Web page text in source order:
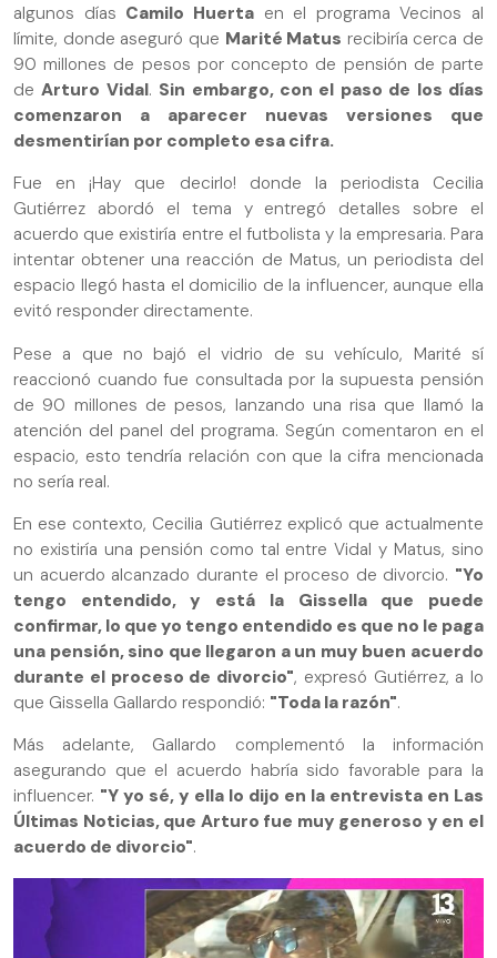
algunos días Camilo Huertaen el programa Vecinos al
límite, donde aseguró que Marité Matus recibiría cerca de
90 millones de pesos por concepto de pensión de parte
deArturo Vidal. Sin embargo, con el paso de los días
comenzaron a aparecer nuevas versiones que
desmentirían por completo esa cifra.
Fue en ¡Hay que decirlo! donde la periodista Cecilia
Gutiérrez abordó el tema y entregó detalles sobre el
acuerdo que existiría entre el futbolista y la empresaria. Para
intentar obtener una reacción de Matus, un periodista del
espacio llegó hasta el domicilio de la influencer, aunque ella
evitó responder directamente.
Pese a que no bajó el vidrio de su vehículo, Marité sí
reaccionó cuando fue consultada por la supuesta pensión
de 90 millones de pesos, lanzando una risa que llamó la
atención del panel del programa. Según comentaron en el
espacio, esto tendría relación con que la cifra mencionada
no sería real.
En ese contexto, Cecilia Gutiérrez explicó que actualmente
no existiría una pensión como tal entre Vidal y Matus, sino
un acuerdo alcanzado durante el proceso de divorcio. "Yo
tengo entendido, y está la Gissella que puede
confirmar, lo que yo tengo entendido es que no le paga
una pensión, sino que llegaron a un muy buen acuerdo
durante el proceso de divorcio", expresó Gutiérrez, a lo
que Gissella Gallardo respondió: "Toda la razón".
Más adelante, Gallardo complementó la información
asegurando que el acuerdo habría sido favorable para la
influencer. "Y yo sé, y ella lo dijo en la entrevista en Las
Últimas Noticias, que Arturo fue muy generoso y en el
acuerdo de divorcio".